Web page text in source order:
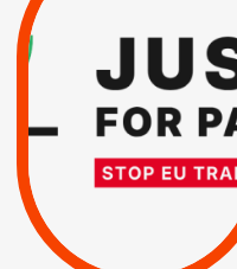
SUSPENSION
TOTALE DE
L’ACCORD
D’ASSOCIATION UE-
ISRAËL
| Actus Pétitions